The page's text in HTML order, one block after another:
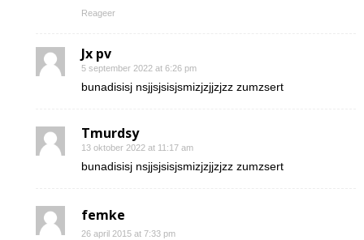
Reageer
Jx pv
5 september 2022 at 6:26 pm
bunadisisj nsjjsjsisjsmizjzjjzjzz zumzsert
Tmurdsy
13 oktober 2022 at 11:17 am
bunadisisj nsjjsjsisjsmizjzjjzjzz zumzsert
femke
26 april 2015 at 7:33 pm